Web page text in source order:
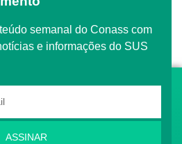
e informações do SUS
ASSINAR